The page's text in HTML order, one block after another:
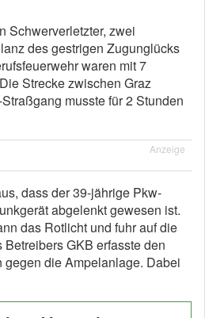
Schwerverletzter, zwei
des gestrigen Zugunglücks
waren mit 7
Strecke zwischen Graz
musste für 2 Stunden
Anzeige
dass der 39-jährige Pkw-
abgelenkt gewesen ist.
das Rotlicht und fuhr auf die
GKB erfasste den
die Ampelanlage. Dabei